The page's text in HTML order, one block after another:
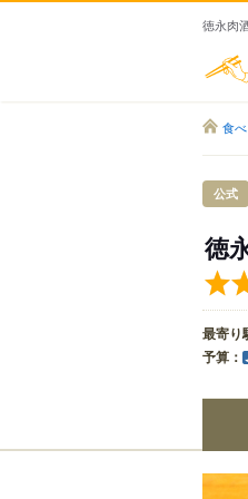
徳永肉
食
公式
徳
最寄り
予算：